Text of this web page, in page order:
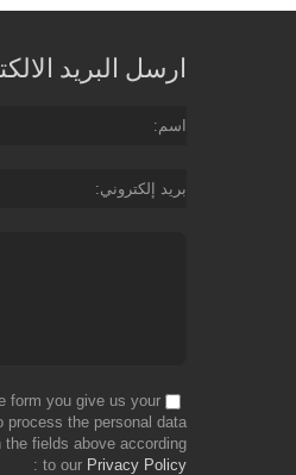
ارسل البريد
اسم
بريد إلكتروني
form you give us your
process the personal data
fields above according
to our Privacy Policy